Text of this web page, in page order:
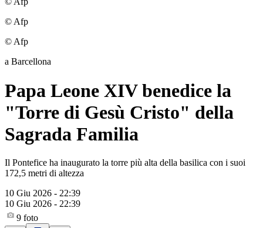
© Afp
© Afp
a Barcellona
Papa Leone XIV benedice la
"Torre di Gesù Cristo" della
Sagrada Familia
Il Pontefice ha inaugurato la torre più alta della basilica con i suoi
172,5 metri di altezza
10 Giu 2026 - 22:39
10 Giu 2026 - 22:39
9 foto